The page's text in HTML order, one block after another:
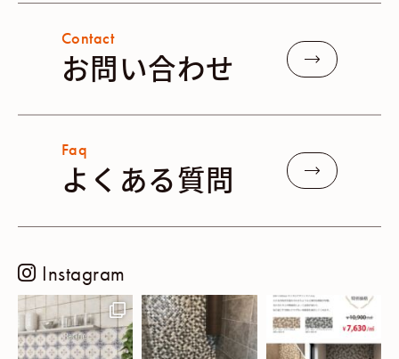
Contact
お問い合わせ
Faq
よくある質問
Instagram